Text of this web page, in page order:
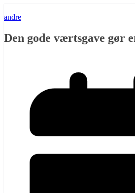
andre
Den gode værtsgave gør